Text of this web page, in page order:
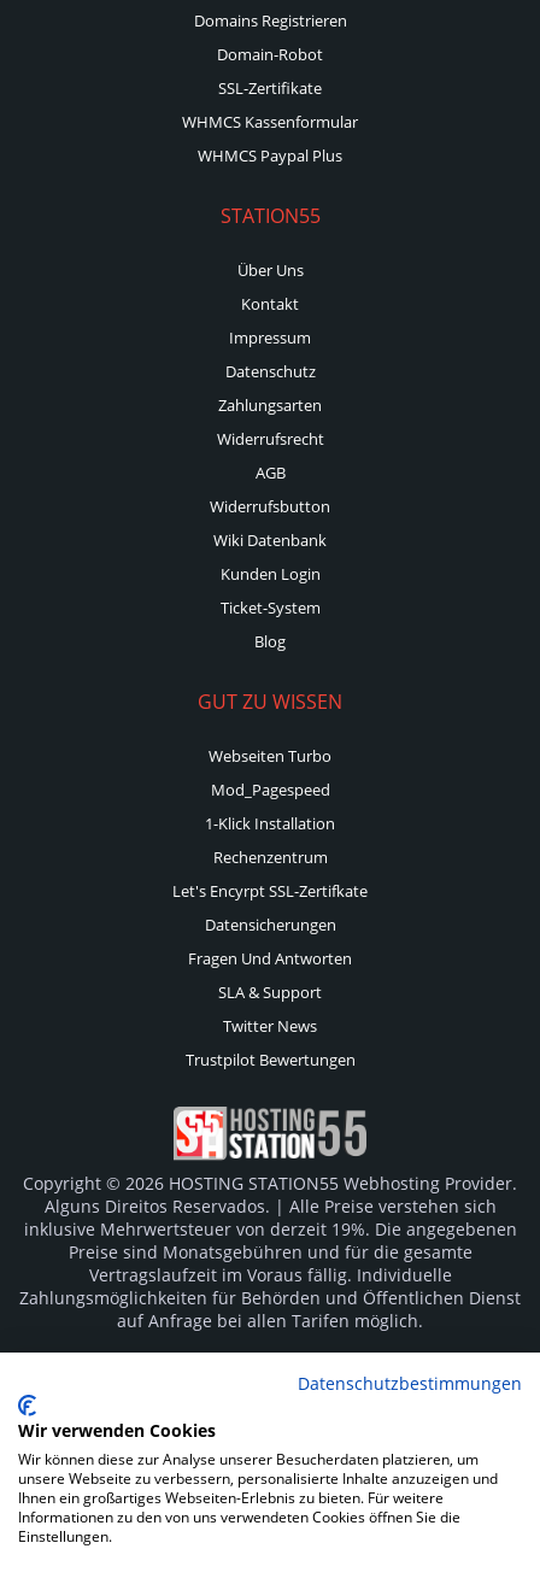
Domains Registrieren
Domain-Robot
SSL-Zertifikate
WHMCS Kassenformular
WHMCS Paypal Plus
STATION55
Über Uns
Kontakt
Impressum
Datenschutz
Zahlungsarten
Widerrufsrecht
AGB
Widerrufsbutton
Wiki Datenbank
Kunden Login
Ticket-System
Blog
GUT ZU WISSEN
Webseiten Turbo
Mod_Pagespeed
1-Klick Installation
Rechenzentrum
Let's Encyrpt SSL-Zertifkate
Datensicherungen
Fragen Und Antworten
SLA & Support
Twitter News
Trustpilot Bewertungen
Copyright © 2026 HOSTING STATION55 Webhosting Provider.
Alguns Direitos Reservados. | Alle Preise verstehen sich
inklusive Mehrwertsteuer von derzeit 19%. Die angegebenen
Preise sind Monatsgebühren und für die gesamte
Vertragslaufzeit im Voraus fällig. Individuelle
Zahlungsmöglichkeiten für Behörden und Öffentlichen Dienst
auf Anfrage bei allen Tarifen möglich.
Hersteller. Irrtümer vorbehalten.
SOCIAL MEDIA
Datenschutzbestimmungen
Wir verwenden Cookies
Wir können diese zur Analyse unserer Besucherdaten platzieren, um
unsere Webseite zu verbessern, personalisierte Inhalte anzuzeigen und
Ihnen ein großartiges Webseiten-Erlebnis zu bieten. Für weitere
Informationen zu den von uns verwendeten Cookies öffnen Sie die
Einstellungen.